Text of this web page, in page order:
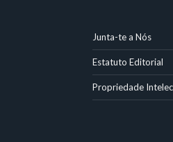
Junta-te a Nós
Estatuto Editorial
Propriedade